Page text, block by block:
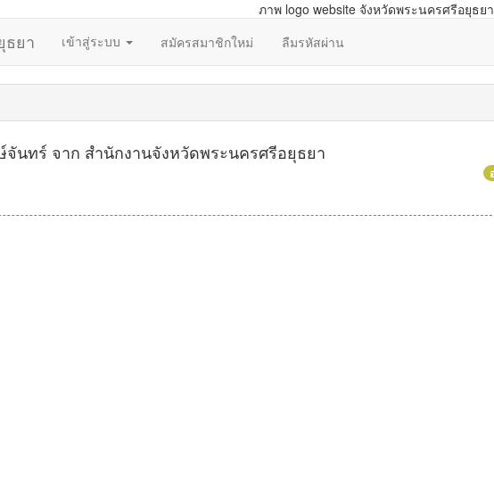
ธยา เข้าสู่ระบบ สมัครสมาชิกใหม่ ลืมรหัสผ่าน
นทร์ จาก สำนักงานจังหวัดพระนครศรีอยุธยา